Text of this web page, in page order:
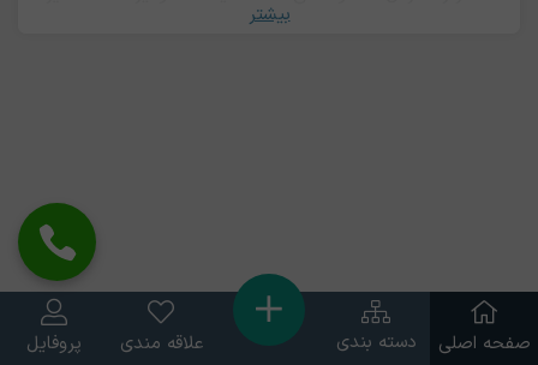
ضایعات آهنی قابل بازیافت هستند. برخی از ورق های آهنی
بیشتر
صفحه اصلی دسته بندی علاقه مندی پروفایل